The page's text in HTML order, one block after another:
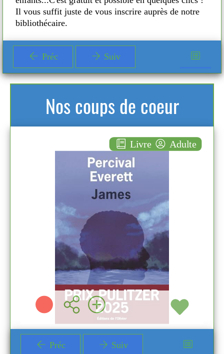
Il vous suffit juste de vous inscrire auprès de notre
bibliothécaire.
Préc Suiv
Nos coups de coeur
Livre Adulte
James
ROMAN
Percival EVERETT
Éditions de l'olivier (
Paris - 2025 )
Plus d'infos
Préc Suiv